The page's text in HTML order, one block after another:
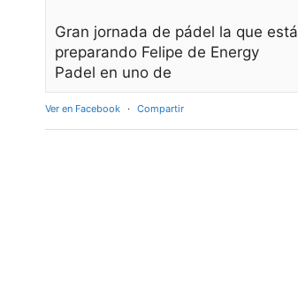
Gran jornada de pádel la que está
preparando Felipe de Energy
Padel en uno de
Ver en Facebook · Compartir